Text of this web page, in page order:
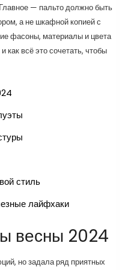
— пальто должно быть
а не шкафной копией с
фасоны, материалы и цвета
как всё это сочетать, чтобы
стиль
лайфхаки
весны 2024
но задала ряд приятных